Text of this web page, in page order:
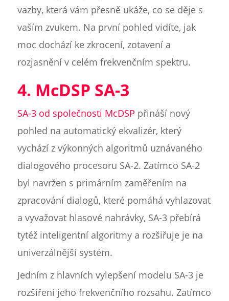
vazby, která vám přesně ukáže, co se děje s
vaším zvukem. Na první pohled vidíte, jak
moc dochází ke zkrocení, zotavení a
rozjasnění v celém frekvenčním spektru.
4. McDSP SA-3
SA-3 od společnosti McDSP přináší nový
pohled na automatický ekvalizér, který
vychází z výkonných algoritmů uznávaného
dialogového procesoru SA-2. Zatímco SA-2
byl navržen s primárním zaměřením na
zpracování dialogů, které pomáhá vyhlazovat
a vyvažovat hlasové nahrávky, SA-3 přebírá
tytéž inteligentní algoritmy a rozšiřuje je na
univerzálnější systém.
Jedním z hlavních vylepšení modelu SA-3 je
rozšíření jeho frekvenčního rozsahu. Zatímco